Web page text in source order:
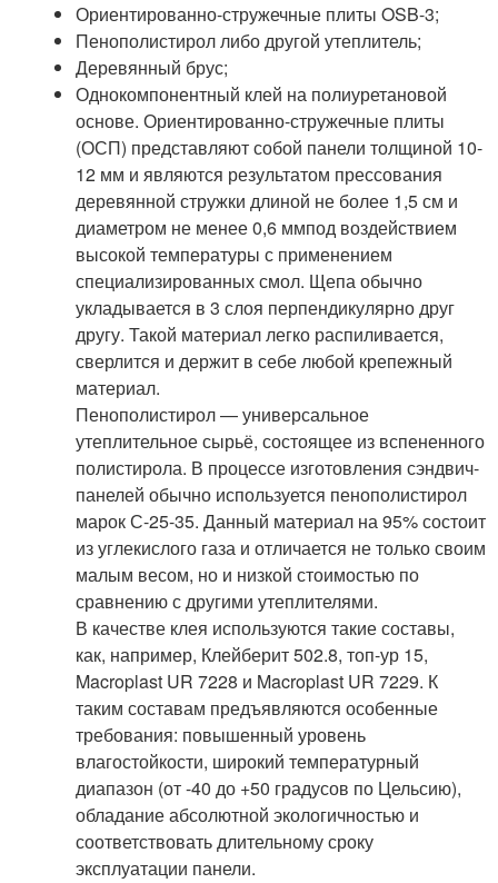
Ориентированно-стружечные плиты OSB-3;
Пенополистирол либо другой утеплитель;
Деревянный брус;
Однокомпонентный клей на полиуретановой
основе. Ориентированно-стружечные плиты
(ОСП) представляют собой панели толщиной 10-
12 мм и являются результатом прессования
деревянной стружки длиной не более 1,5 см и
диаметром не менее 0,6 ммпод воздействием
высокой температуры с применением
специализированных смол. Щепа обычно
укладывается в 3 слоя перпендикулярно друг
другу. Такой материал легко распиливается,
сверлится и держит в себе любой крепежный
материал.
Пенополистирол — универсальное
утеплительное сырьё, состоящее из вспененного
полистирола. В процессе изготовления сэндвич-
панелей обычно используется пенополистирол
марок С-25-35. Данный материал на 95% состоит
из углекислого газа и отличается не только своим
малым весом, но и низкой стоимостью по
сравнению с другими утеплителями.
В качестве клея используются такие составы,
как, например, Клейберит 502.8, топ-ур 15,
Macroplast UR 7228 и Macroplast UR 7229. К
таким составам предъявляются особенные
требования: повышенный уровень
влагостойкости, широкий температурный
диапазон (от -40 до +50 градусов по Цельсию),
обладание абсолютной экологичностью и
соответствовать длительному сроку
эксплуатации панели.